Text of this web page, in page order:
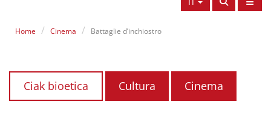
Home Cinema Battaglie d’inchiostro
Ciak bioetica Cultura Cinema